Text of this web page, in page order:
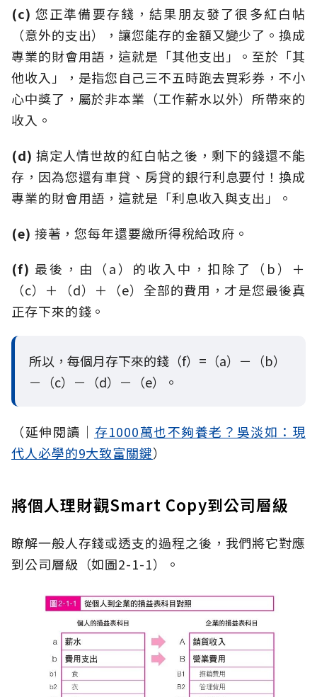
(c) 您正準備要存錢，結果朋友發了很多紅白帖
（意外的支出），讓您能存的金額又變少了。換成
專業的財會用語，這就是「其他支出」。至於「其
他收入」，是指您自己三不五時跑去買彩券，不小
心中獎了，屬於非本業（工作薪水以外）所帶來的
收入。
(d) 搞定人情世故的紅白帖之後，剩下的錢還不能
存，因為您還有車貸、房貸的銀行利息要付！換成
專業的財會用語，這就是「利息收入與支出」。
(e) 接著，您每年還要繳所得稅給政府。
(f) 最後，由（a）的收入中，扣除了（b）＋
（c）＋（d）＋（e）全部的費用，才是您最後真
正存下來的錢。
所以，每個月存下來的錢（f）=（a）－（b）
－（c）－（d）－（e）。
（延伸閱讀│ 存1000萬也不夠養老？吳淡如：現
代人必學的9大致富關鍵）
將個人理財觀Smart Copy到公司層級
瞭解一般人存錢或透支的過程之後，我們將它對應
到公司層級（如圖2-1-1）。